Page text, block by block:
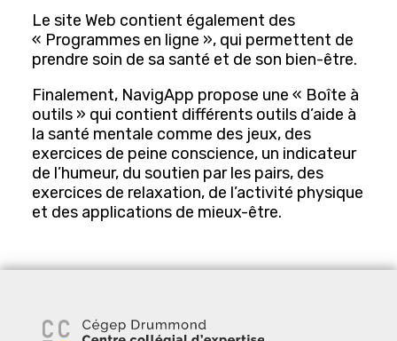
Vie conjugale et familiale
Vision
Routine quotidienne
Santé et sécurité
Santé mentale
Le site Web contient également des
« Programmes en ligne », qui permettent de
prendre soin de sa santé et de son bien-être.
Finalement, NavigApp propose une « Boîte à
outils » qui contient différents outils d’aide à
la santé mentale comme des jeux, des
exercices de peine conscience, un indicateur
de l’humeur, du soutien par les pairs, des
exercices de relaxation, de l’activité physique
et des applications de mieux-être.